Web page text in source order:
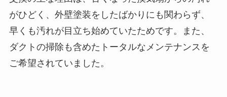
がひどく、外壁塗装をしたばかりにも関わらず、
早くも汚れが目立ち始めていたためです。また、
ダクトの掃除も含めたトータルなメンテナンスを
ご希望されていました。